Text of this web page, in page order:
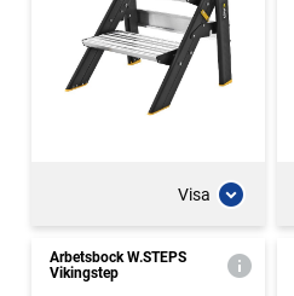
Visa
Arbetsbock W.STEPS
Vikingstep